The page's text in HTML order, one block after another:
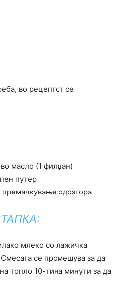
во рецептот се
масло (1 филџан)
путер
премачкување одозгора
млеко со лажичка
се промешува за да
топло 10-тина минути за да